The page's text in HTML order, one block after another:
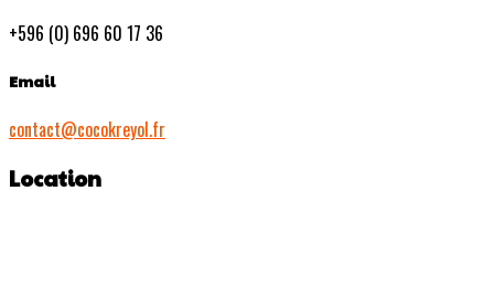
+596 (0) 696 60 17 36
Email
contact@cocokreyol.fr
Location